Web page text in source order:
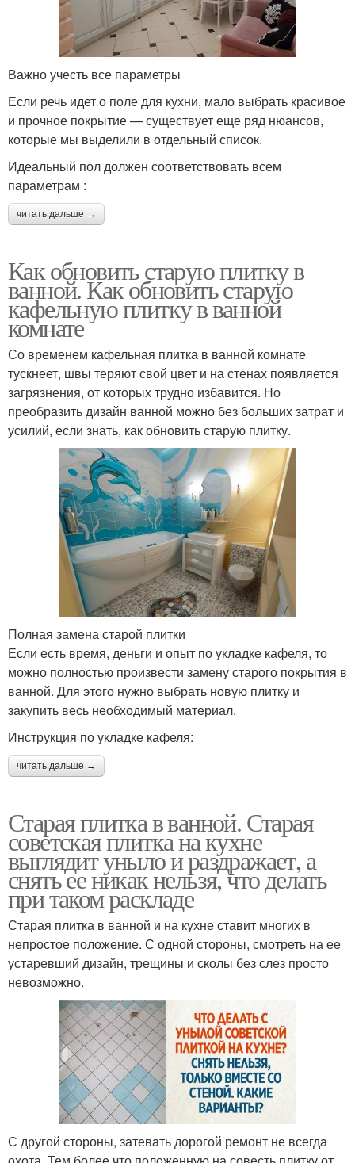
Важно учесть все параметры
Если речь идет о поле для кухни, мало выбрать красивое
и прочное покрытие — существует еще ряд нюансов,
которые мы выделили в отдельный список.
Идеальный пол должен соответствовать всем
параметрам :
читать дальше →
Как обновить старую плитку в
ванной. Как обновить старую
кафельную плитку в ванной
комнате
Со временем кафельная плитка в ванной комнате
тускнеет, швы теряют свой цвет и на стенах появляется
загрязнения, от которых трудно избавится. Но
преобразить дизайн ванной можно без больших затрат и
усилий, если знать, как обновить старую плитку.
Полная замена старой плитки
Если есть время, деньги и опыт по укладке кафеля, то
можно полностью произвести замену старого покрытия в
ванной. Для этого нужно выбрать новую плитку и
закупить весь необходимый материал.
Инструкция по укладке кафеля:
читать дальше →
Старая плитка в ванной. Старая
советская плитка на кухне
выглядит уныло и раздражает, а
снять ее никак нельзя, что делать
при таком раскладе
Старая плитка в ванной и на кухне ставит многих в
непростое положение. С одной стороны, смотреть на ее
устаревший дизайн, трещины и сколы без слез просто
невозможно.
С другой стороны, затевать дорогой ремонт не всегда